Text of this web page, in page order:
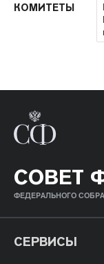
КОМИТЕТЫ
СОВЕТ
ФЕДЕРАЛЬНОГО
СЕРВИСЫ